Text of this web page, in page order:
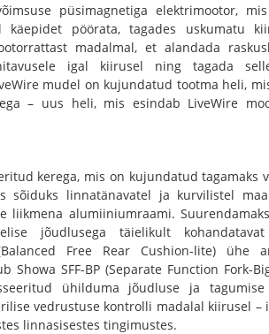
püsimagnetiga elektrimootor,
pöörata, tagades uskumatu
madalmal, et alandada
igal kiirusel ning tagada
mudel on kujundatud tootma heli,
– uus heli, mis esindab LiveWire
kerega, mis on kujundatud tagamaks
sõiduks linnatänavatel ja kurvilistel
liikmena alumiiniumraami.
jõudlusega täielikult
Free Rear Cushion-lite) ühe
Showa SFF-BP (Separate Function Fork-
ühilduma jõudluse ja
vedrustuse kontrolli madalal kiirusel –
linnasisestes tingimustes.